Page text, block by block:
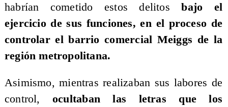
habrían cometido estos delitosbajo el
ejercicio de sus funciones, en el proceso de
controlar el barrio comercial Meiggs de la
región metropolitana.
Asimismo, mientras realizaban sus labores de
control,ocultaban las letras que los